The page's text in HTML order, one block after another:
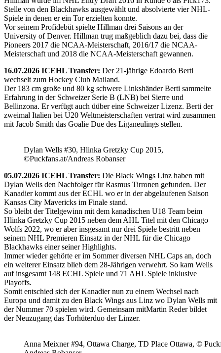
Stelle von den Blackhawks ausgewählt und absolvierte vier NHL-
Spiele in denen er ein Tor erzielten konnte.
Vor seinem Profidebüt spielte Hillman drei Saisons an der
University of Denver. Hillman trug maßgeblich dazu bei, dass die
Pioneers 2017 die NCAA-Meisterschaft, 2016/17 die NCAA-
Meisterschaft und 2018 die NCAA-Meisterschaft gewannen.
16.07.2026 ICEHL Transfer: Der 21-jährige Edoardo Berti
wechselt zum Hockey Club Mailand.
Der 183 cm große und 80 kg schwere Linkshänder Berti sammelte
Erfahrung in der Schweizer Serie B (LNB) bei Sierre und
Bellinzona. Er verfügt auch üüber eine Schweizer Lizenz. Berti der
zweimal Italien bei U20 Weltmeisterschaften vertrat wird zusammen
mit Jacob Smith das Goalie Due des Liganeulings stellen.
Dylan Wells #30, Hlinka Gretzky Cup 2015,
©Puckfans.at/Andreas Robanser
05.07.2026 ICEHL Transfer: Die Black Wings Linz haben mit
Dylan Wells den Nachfolger für Rasmus Tirronen gefunden. Der
Kanadier kommt aus der ECHL wo er in der abgelaufenen Saison
Kansas City Mavericks im Finale stand.
So bleibt der Titelgewinn mit dem kanadischen U18 Team beim
Hlinka Gretzky Cup 2015 neben dem AHL Titel mit den Chicago
Wolfs 2022, wo er aber insgesamt nur drei Spiele bestritt neben
seinem NHL Premieren Einsatz in der NHL für die Chicago
Blackhawks einer seiner Highlights.
Immer wieder gehörte er im Sommer diversen NHL Caps an, doch
ein weiterer Einsatz blieb dem 28-Jährigen verwehrt. So kam Wells
auf insgesamt 148 ECHL Spiele und 71 AHL Spiele inklusive
Playoffs.
Somit entschied sich der Kanadier nun zu einem Wechsel nach
Europa und damit zu den Black Wings aus Linz wo Dylan Wells mit
der Nummer 70 spielen wird. Gemeinsam mitMartin Reder bildet
der Neuzugang das Torhüterduo der Linzer.
Anna Meixner #94, Ottawa Charge, TD Place Ottawa, ©